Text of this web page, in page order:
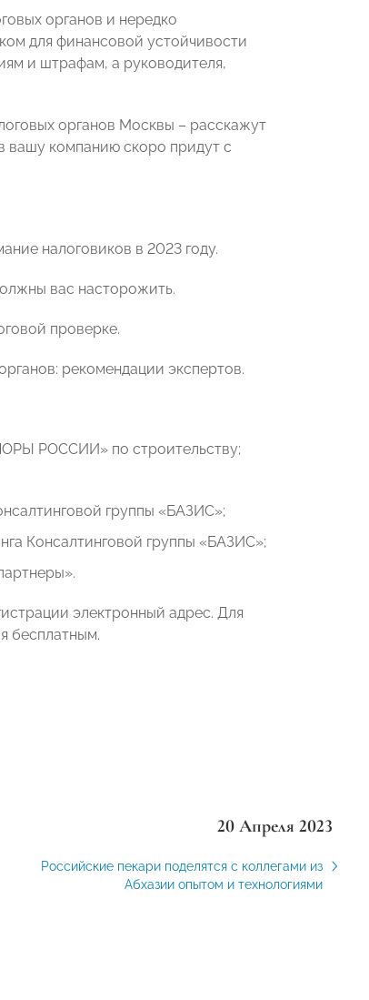
органов и нередко
для финансовой устойчивости
и штрафам, а руководителя,
органов Москвы – расскажут
вашу компанию скоро придут с
налоговиков в 2023 году.
вас насторожить.
проверке.
рекомендации экспертов.
РОССИИ» по строительству;
группы «БАЗИС»;
Консалтинговой группы «БАЗИС»;
электронный адрес. Для
бесплатным.
20 Апреля 2023
Российские пекари поделятся с коллегами из
Абхазии опытом и технологиями